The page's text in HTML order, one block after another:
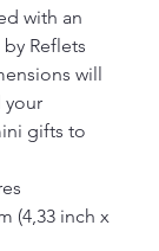
with an
Reflets
will
your
gifts to
(4,33 inch x